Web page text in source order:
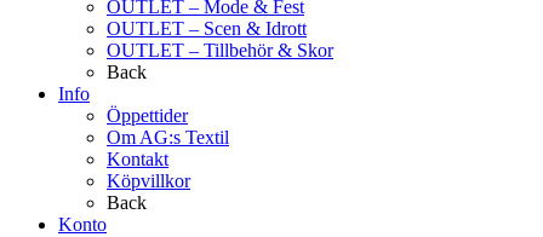
OUTLET – Mode & Fest
OUTLET – Scen & Idrott
OUTLET – Tillbehör & Skor
Back
Info
Öppettider
Om AG:s Textil
Kontakt
Köpvillkor
Back
Konto